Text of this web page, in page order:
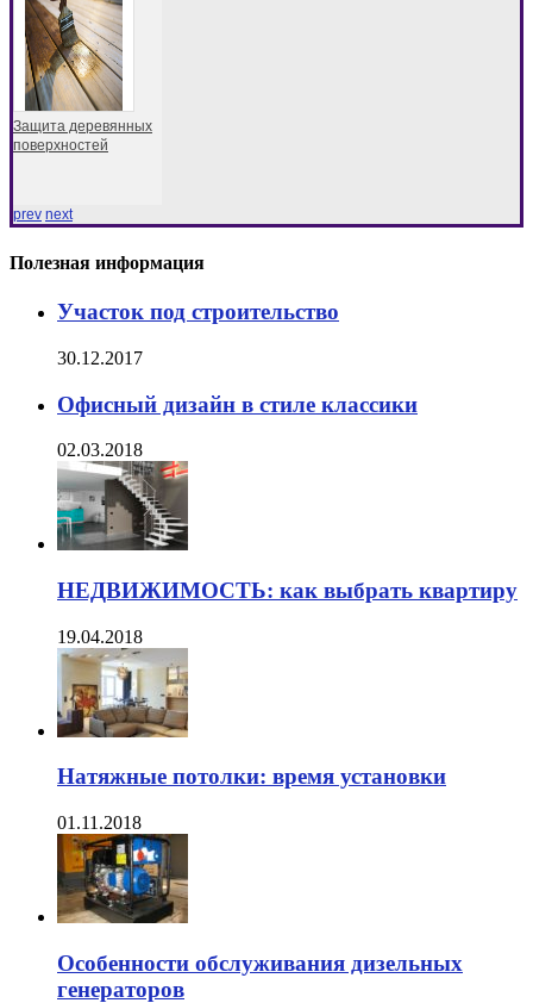
Защита деревянных
поверхностей
prev next
Полезная информация
Участок под строительство
30.12.2017
Офисный дизайн в стиле классики
02.03.2018
НЕДВИЖИМОСТЬ: как выбрать квартиру
19.04.2018
Натяжные потолки: время установки
01.11.2018
Особенности обслуживания дизельных
генераторов